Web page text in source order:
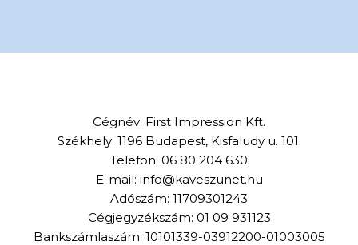
Cégnév: First Impression Kft.
Székhely: 1196 Budapest, Kisfaludy u. 101.
Telefon: 06 80 204 630
E-mail: info@kaveszunet.hu
Adószám: 11709301243
Cégjegyzékszám: 01 09 931123
Bankszámlaszám: 10101339-03912200-01003005